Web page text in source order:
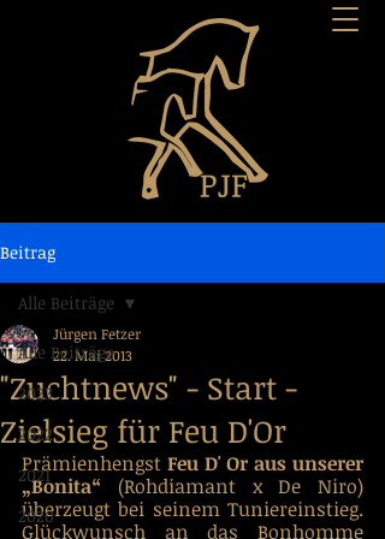
Beitrag
Alle Beiträge
2023
2022
2021
2020
Alle Beiträge
"Zuchtnews" - Start -
Zielsieg für Feu D'Or
Jürgen Fetzer
22. Mai 2013
Prämienhengst Feu D' Or aus unserer
„Bonita“ (Rohdiamant x De Niro)
überzeugt bei seinem Tuniereinstieg.
Glückwunsch an das Bonhomme